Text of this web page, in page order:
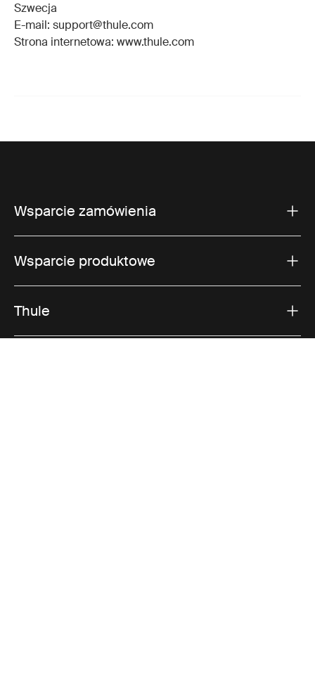
Szwecja
E-mail: support@thule.com
Strona internetowa: www.thule.com
Wsparcie zamówienia
Wsparcie produktowe
Thule